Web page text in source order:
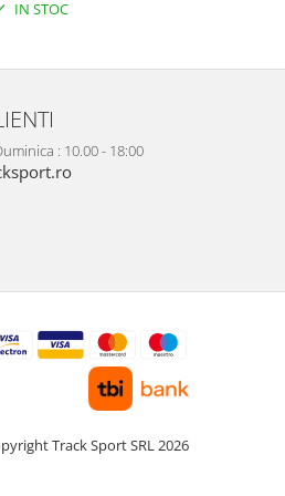
IN STOC
: 10.00 - 18:00
Track Sport SRL 2026